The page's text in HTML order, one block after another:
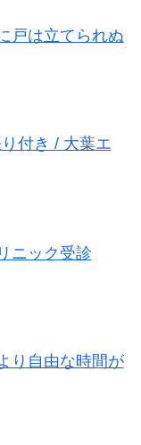
戸は立てられぬ
付き / 大葉エ
ニック受診
り自由な時間が